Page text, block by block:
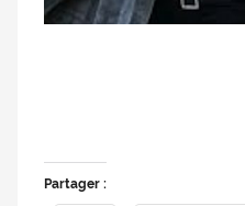
Partager :